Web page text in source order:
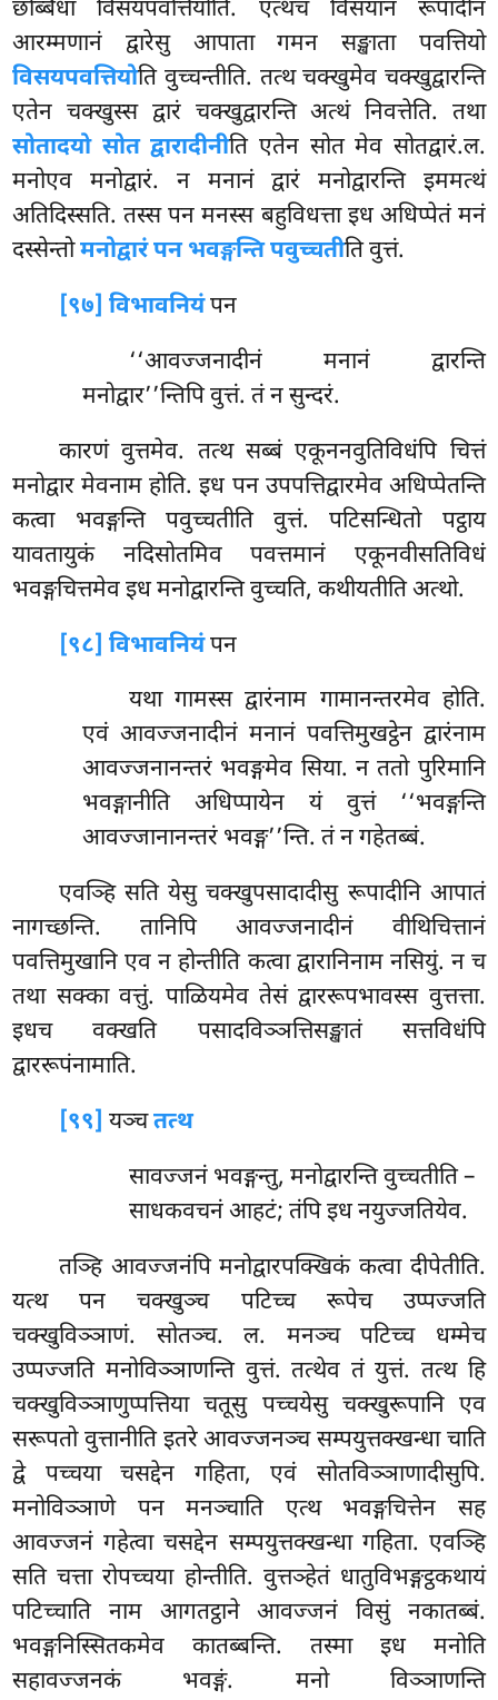
छब्बिधा विसयपवत्तियोति. एत्थच विसयानं रूपादीनं
आरम्मणानं द्वारेसु आपाता गमन सङ्खाता पवत्तियो
विसयपवत्तियोति वुच्चन्तीति. तत्थ चक्खुमेव चक्खुद्वारन्ति
एतेन चक्खुस्स द्वारं चक्खुद्वारन्ति अत्थं निवत्तेति. तथा
सोतादयो सोत द्वारादीनीति एतेन सोत मेव सोतद्वारं.ल.
मनोएव मनोद्वारं. न मनानं द्वारं मनोद्वारन्ति इममत्थं
अतिदिस्सति. तस्स पन मनस्स बहुविधत्ता इध अधिप्पेतं मनं
दस्सेन्तोमनोद्वारं पन भवङ्गन्ति पवुच्चतीति वुत्तं.
[९७] विभावनियंपन
‘‘आवज्जनादीनं मनानं द्वारन्ति
मनोद्वार’’न्तिपि वुत्तं. तं न सुन्दरं.
कारणं वुत्तमेव. तत्थ सब्बं एकूननवुतिविधंपि चित्तं
मनोद्वार मेवनाम होति. इध पन उपपत्तिद्वारमेव अधिप्पेतन्ति
कत्वा भवङ्गन्ति पवुच्चतीति वुत्तं. पटिसन्धितो पट्ठाय
यावतायुकं नदिसोतमिव पवत्तमानं एकूनवीसतिविधं
भवङ्गचित्तमेव इध मनोद्वारन्ति वुच्चति, कथीयतीति अत्थो.
[९८] विभावनियंपन
यथा गामस्स द्वारंनाम गामानन्तरमेव होति.
एवं आवज्जनादीनं मनानं पवत्तिमुखट्ठेन द्वारंनाम
आवज्जनानन्तरं भवङ्गमेव सिया. न ततो पुरिमानि
भवङ्गानीति अधिप्पायेन यं वुत्तं ‘‘भवङ्गन्ति
आवज्जानानन्तरं भवङ्ग’’न्ति. तं न गहेतब्बं.
एवञ्हिसति येसु चक्खुपसादादीसु रूपादीनि आपातं
नागच्छन्ति. तानिपि आवज्जनादीनं वीथिचित्तानं
पवत्तिमुखानि एव न होन्तीति कत्वा द्वारानिनाम नसियुं. न च
तथा सक्का वत्तुं. पाळियमेव तेसं द्वाररूपभावस्स वुत्तत्ता.
इधच वक्खति पसादविञ्ञत्तिसङ्खातं सत्तविधंपि
द्वाररूपंनामाति.
[९९] यञ्चतत्थ
सावज्जनं भवङ्गन्तु, मनोद्वारन्ति वुच्चतीति –
साधकवचनं आहटं; तंपि इध नयुज्जतियेव.
तञ्हि आवज्जनंपि मनोद्वारपक्खिकं कत्वा दीपेतीति.
यत्थ पन चक्खुञ्च पटिच्च रूपेच उप्पज्जति
चक्खुविञ्ञाणं. सोतञ्च. ल. मनञ्च पटिच्च धम्मेच
उप्पज्जति मनोविञ्ञाणन्ति वुत्तं. तत्थेव तं युत्तं. तत्थ हि
चक्खुविञ्ञाणुप्पत्तिया चतूसु पच्चयेसु चक्खुरूपानि एव
सरूपतो वुत्तानीति इतरे आवज्जनञ्च सम्पयुत्तक्खन्धा चाति
द्वे पच्चया चसद्देन गहिता, एवं सोतविञ्ञाणादीसुपि.
मनोविञ्ञाणे पन मनञ्चाति एत्थ भवङ्गचित्तेन सह
आवज्जनं गहेत्वा चसद्देन सम्पयुत्तक्खन्धा गहिता. एवञ्हि
सति चत्ता रोपच्चया होन्तीति. वुत्तञ्हेतं धातुविभङ्गट्ठकथायं
पटिच्चाति नाम आगतट्ठाने आवज्जनं विसुं नकातब्बं.
भवङ्गनिस्सितकमेव कातब्बन्ति. तस्मा इध मनोति
सहावज्जनकं भवङ्गं. मनो विञ्ञाणन्ति